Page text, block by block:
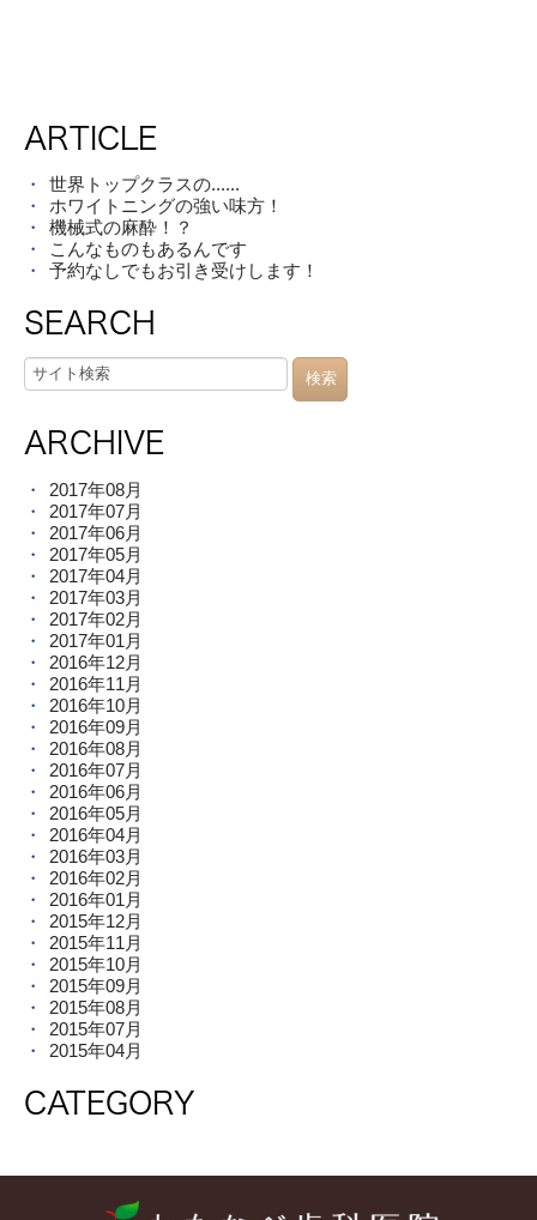
ARTICLE
世界トップクラスの......
ホワイトニングの強い味方！
機械式の麻酔！？
こんなものもあるんです
予約なしでもお引き受けします！
SEARCH
ARCHIVE
2017年08月
2017年07月
2017年06月
2017年05月
2017年04月
2017年03月
2017年02月
2017年01月
2016年12月
2016年11月
2016年10月
2016年09月
2016年08月
2016年07月
2016年06月
2016年05月
2016年04月
2016年03月
2016年02月
2016年01月
2015年12月
2015年11月
2015年10月
2015年09月
2015年08月
2015年07月
2015年04月
CATEGORY